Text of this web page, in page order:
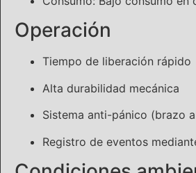
Operación
Tiempo de liberación rápido
Alta durabilidad mecánica
Sistema anti-pánico (brazo
Registro de eventos